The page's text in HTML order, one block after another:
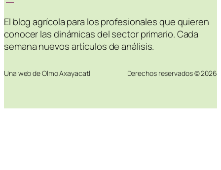
El blog agrícola para los profesionales que quieren
conocer las dinámicas del sector primario. Cada
semana nuevos artículos de análisis.
Una web de Olmo Axayacatl Derechos reservados © 2026